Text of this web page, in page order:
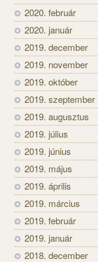
2020. február
2020. január
2019. december
2019. november
2019. október
2019. szeptember
2019. augusztus
2019. július
2019. június
2019. május
2019. április
2019. március
2019. február
2019. január
2018. december